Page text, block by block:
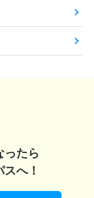
ったら
へ！